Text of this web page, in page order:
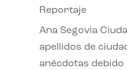
Reportaje
Ana Segovia
apellidos de
anécdotas